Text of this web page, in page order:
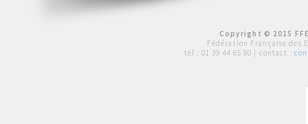
Copyright © 2015
Fédération Française des
tél : 01 39 44 65 80 | contact :